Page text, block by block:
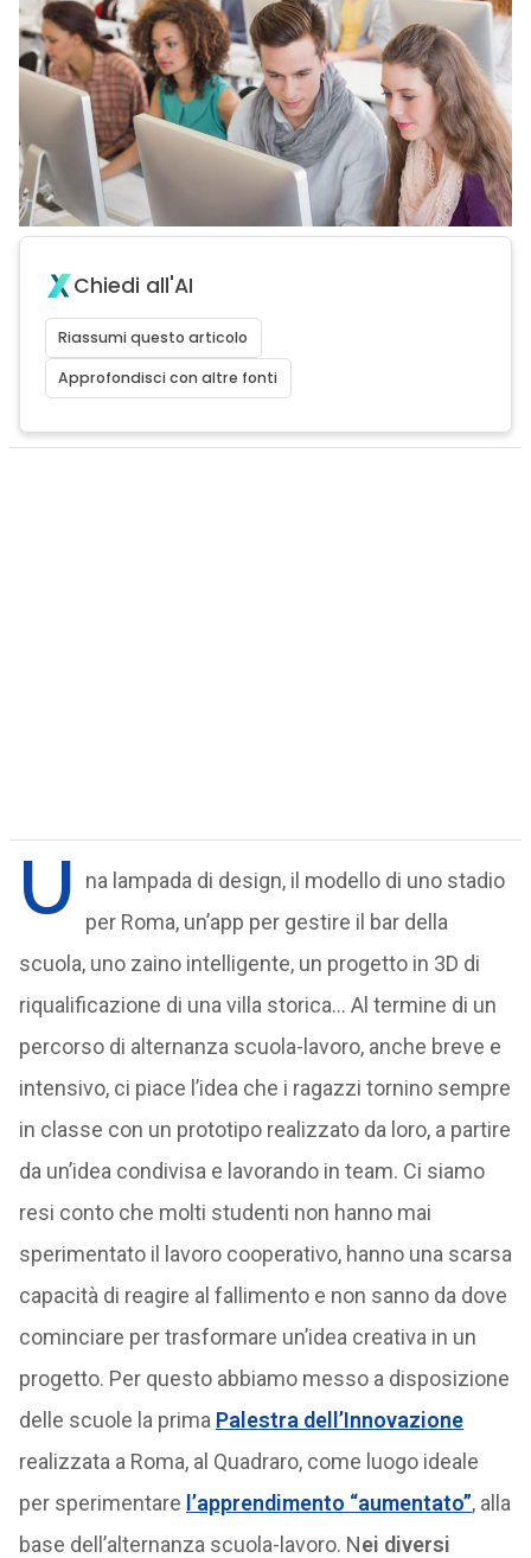
Chiedi all'AI
Riassumi questo articolo
Approfondisci con altre fonti
U
na lampada di design, il modello di uno stadio
per Roma, un’app per gestire il bar della
scuola, uno zaino intelligente, un progetto in 3D di
riqualificazione di una villa storica… Al termine di un
percorso di alternanza scuola-lavoro, anche breve e
intensivo, ci piace l’idea che i ragazzi tornino sempre
in classe con un prototipo realizzato da loro, a partire
da un’idea condivisa e lavorando in team. Ci siamo
resi conto che molti studenti non hanno mai
sperimentato il lavoro cooperativo, hanno una scarsa
capacità di reagire al fallimento e non sanno da dove
cominciare per trasformare un’idea creativa in un
progetto. Per questo abbiamo messo a disposizione
delle scuole la prima Palestra dell’Innovazione
realizzata a Roma, al Quadraro, come luogo ideale
per sperimentare l’apprendimento “aumentato”, alla
base dell’alternanza scuola-lavoro. Nei diversi